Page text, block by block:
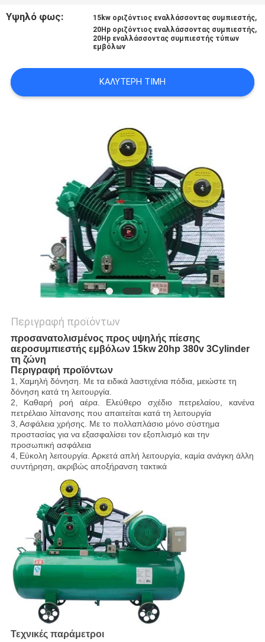
ΕΙΔΉΣΕΙΣ
ΖΗΤΉΣΤΕ
PRIVACY
POLICY
Υψηλό φως: 15kw οριζόντιος εναλλάσσοντας συμπιεστής,
20Hp οριζόντιος εναλλάσσοντας συμπιεστής,
20Hp εναλλάσσοντας συμπιεστής τύπων
εμβόλων
ΚΑΛΎΤΕΡΗ ΤΙΜΉ
Περιγραφή προϊόντων
προσανατολισμένος προς υψηλής πίεσης
αεροσυμπιεστής εμβόλων 15kw 20hp 380v 3Cylinder
τη ζώνη
Περιγραφή προϊόντων
1, Χαμηλή δόνηση. Με τα ειδικά λαστιχένια πόδια, μειώστε τη
δόνηση κατά τη λειτουργία.
2,
Καθαρή ροή αέρα. Ελεύθερο σχέδιο πετρελαίου, κανένα
πετρέλαιο λίπανσης που απαιτείται κατά τη λειτουργία
3, Ασφάλεια χρήσης. Με το πολλαπλάσιο μόνο σύστημα
προστασίας για να εξασφαλίσει τον εξοπλισμό και την
προσωπική ασφάλεια
4, Εύκολη λειτουργία. Αρκετά απλή λειτουργία, καμία ανάγκη άλλη
συντήρηση, ακριβώς αποξήρανση τακτικά
Τεχνικές παράμετροι